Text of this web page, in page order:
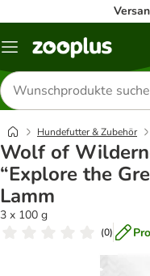
Menü
Produkte
suchen
Hundefutter & Zubehör
Wolf of
“Explore the
Lamm
3 x 100 g
(0)